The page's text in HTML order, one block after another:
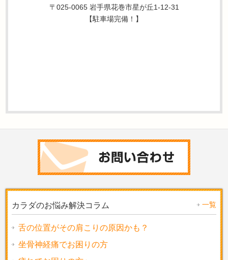
〒025-0065 岩手県花巻市星が丘1-12-31
【駐車場完備！】
カラダのお悩み解決コラム 一覧
舌の位置がその肩こりの原因かも？
坐骨神経痛でお困りの方